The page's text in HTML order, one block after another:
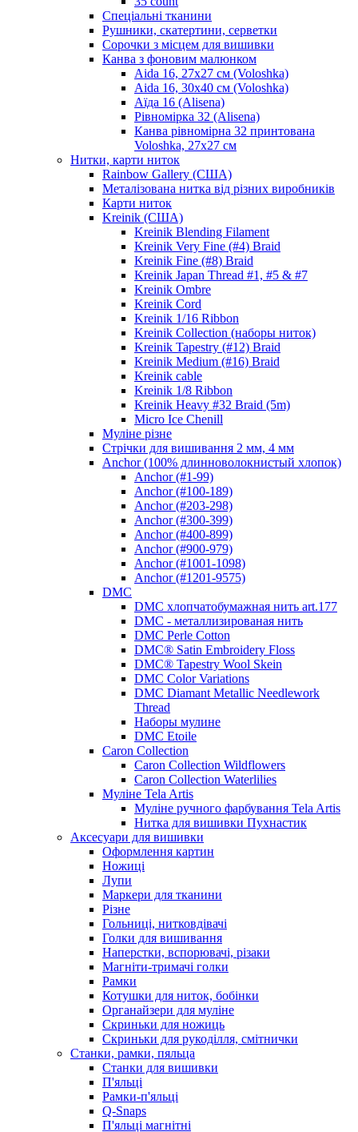
Спеціальні тканини
Рушники, скатертини, серветки
Сорочки з місцем для вишивки
Канва з фоновим малюнком
Aida 16, 27х27 см (Voloshka)
Aida 16, 30х40 см (Voloshka)
Аїда 16 (Alisena)
Рівномірка 32 (Alisena)
Канва рівномірна 32 принтована
Voloshka, 27х27 см
Нитки, карти ниток
Rainbow Gallery (США)
Металізована нитка від різних виробників
Карти ниток
Kreinik (США)
Kreinik Blending Filament
Kreinik Very Fine (#4) Braid
Kreinik Fine (#8) Braid
Kreinik Japan Thread #1, #5 & #7
Kreinik Ombre
Kreinik Cord
Kreinik 1/16 Ribbon
Kreinik Collection (наборы ниток)
Kreinik Tapestry (#12) Braid
Kreinik Medium (#16) Braid
Kreinik cable
Kreinik 1/8 Ribbon
Kreinik Heavy #32 Braid (5m)
Micro Ice Chenill
Муліне різне
Стрічки для вишивання 2 мм, 4 мм
Anchor (100% длинноволокнистый хлопок)
Anchor (#1-99)
Anchor (#100-189)
Anchor (#203-298)
Anchor (#300-399)
Anchor (#400-899)
Anchor (#900-979)
Anchor (#1001-1098)
Anchor (#1201-9575)
DMC
DMC хлопчатобумажная нить art.177
DMC - металлизированая нить
DMC Perle Cotton
DMC® Satin Embroidery Floss
DMC® Tapestry Wool Skein
DMC Color Variations
DMC Diamant Metallic Needlework
Thread
Наборы мулине
DMC Etoile
Caron Collection
Caron Collection Wildflowers
Caron Collection Waterlilies
Муліне Tela Artis
Муліне ручного фарбування Tela Artis
Нитка для вишивки Пухнастик
Аксесуари для вишивки
Оформлення картин
Ножиці
Лупи
Маркери для тканини
Різне
Гольниці, нитковдівачі
Голки для вишивання
Наперстки, вспорювачі, різаки
Магніти-тримачі голки
Рамки
Котушки для ниток, бобінки
Органайзери для муліне
Скриньки для ножиць
Скриньки для рукоділля, смітнички
Станки, рамки, пяльца
Станки для вишивки
П'яльці
Рамки-п'яльці
Q-Snaps
П'яльці магнітні